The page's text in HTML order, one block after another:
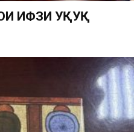
ҲИФЗИ ҲУҚУҚ